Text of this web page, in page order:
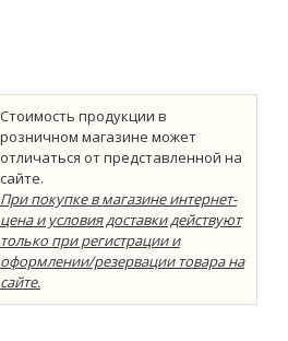
Стоимость продукции в
розничном магазине может
отличаться от представленной на
сайте.
При покупке в магазине интернет-
цена и условия доставки действуют
только при регистрации и
оформлении/резервации товара на
сайте.